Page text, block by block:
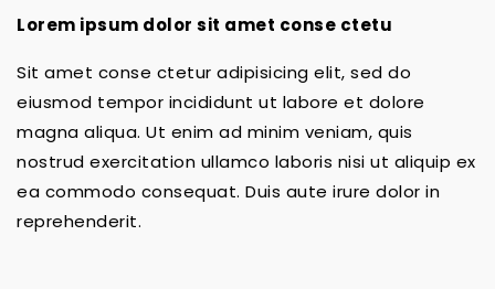
Lorem ipsum dolor sit amet conse ctetu
Sit amet conse ctetur adipisicing elit, sed do
eiusmod tempor incididunt ut labore et dolore
magna aliqua. Ut enim ad minim veniam, quis
nostrud exercitation ullamco laboris nisi ut aliquip ex
ea commodo consequat. Duis aute irure dolor in
reprehenderit.